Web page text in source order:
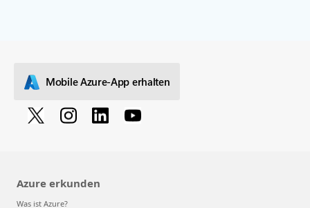
Mobile Azure-App erhalten
Azure erkunden
Was ist Azure?